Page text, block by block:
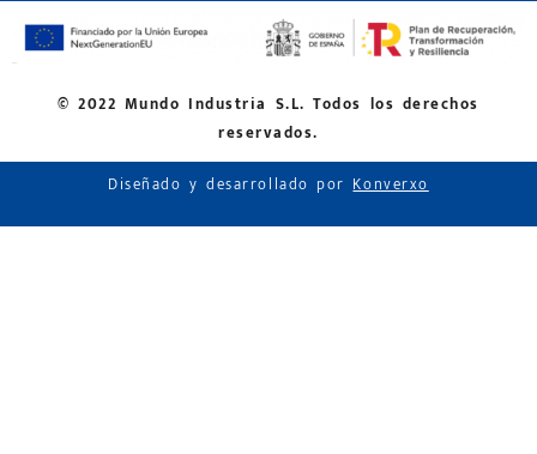
© 2022 Mundo Industria S.L. Todos los derechos
reservados.
Diseñado y desarrollado porKonverxo